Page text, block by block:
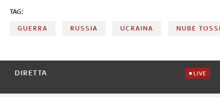
TAG:
GUERRA RUSSIA UCRAINA NUBE
DIRETTA LIVE